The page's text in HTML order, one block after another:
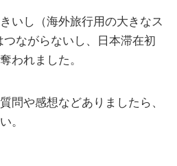
いし（海外旅行用の大きなス
ながらないし、日本滞在初
われました。
問や感想などありましたら、
。